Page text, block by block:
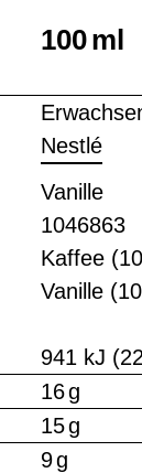
100 ml
Nestlé
Vanille
1046863
Kaffee
Vanille
941 kJ
16 g
15 g
9 g